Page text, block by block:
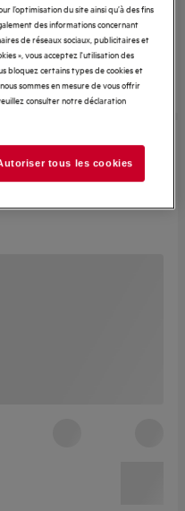
l’optimisation du site ainsi qu’à des fins
des informations concernant
de réseaux sociaux, publicitaires et
», vous acceptez l'utilisation des
bloquez certains types de cookies et
sommes en mesure de vous offrir
consulter notre déclaration
tous les cookies